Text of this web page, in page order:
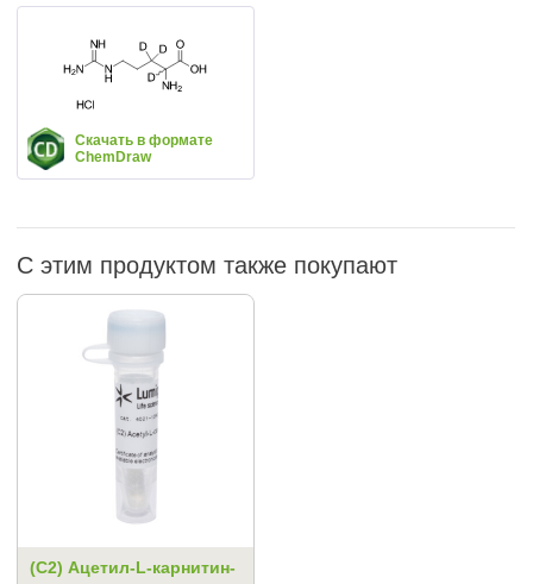
Скачать в формате
ChemDraw
С этим продуктом также покупают
(C2) Ацетил-L-карнитин-